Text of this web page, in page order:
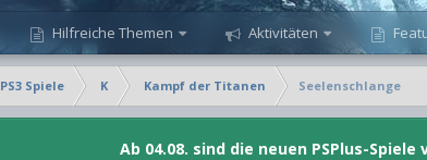
Hilfreiche Themen Aktivitäten
PS3 Spiele K Kampf der Titanen Seelenschlange
Ab 04.08. sind die neuen PSPlus-